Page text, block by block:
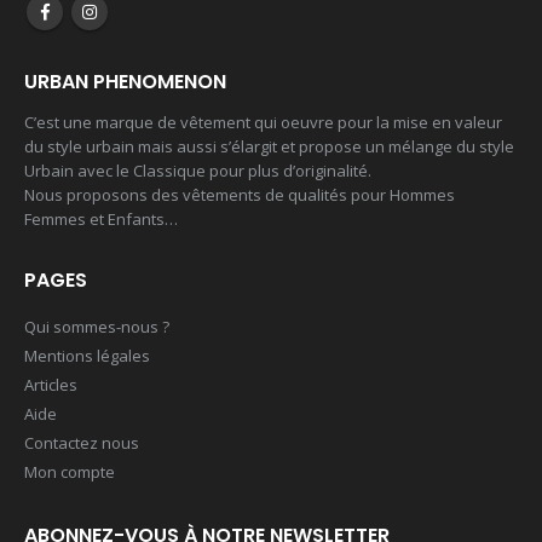
0out of 5
22,00€
0out of 5
29,00
URBAN PHENOMENON
C’est une marque de vêtement qui oeuvre pour la mise en valeur
du style urbain mais aussi s’élargit et propose un mélange du style
Urbain avec le Classique pour plus d’originalité.
Nous proposons des vêtements de qualités pour Hommes
Femmes et Enfants…
PAGES
Qui sommes-nous ?
Mentions légales
Articles
Aide
Contactez nous
Mon compte
ABONNEZ-VOUS À NOTRE NEWSLETTER